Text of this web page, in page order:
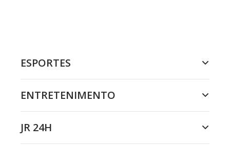
ESPORTES
ENTRETENIMENTO
JR 24H